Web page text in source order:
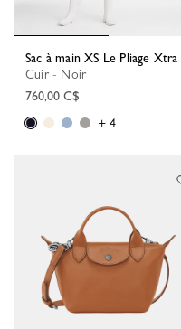
Sac à main XS Le Pliage Xtra
Cuir - Noir
760,00 C$
+ 4